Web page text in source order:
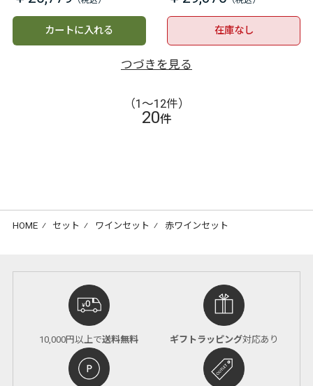
カートに入れる 在庫なし
つづきを見る
（1〜12件）
20件
HOME ⁄ セット ⁄ ワインセット ⁄ 赤ワインセット
10,000円以上で送料無料 ギフトラッピング対応あり